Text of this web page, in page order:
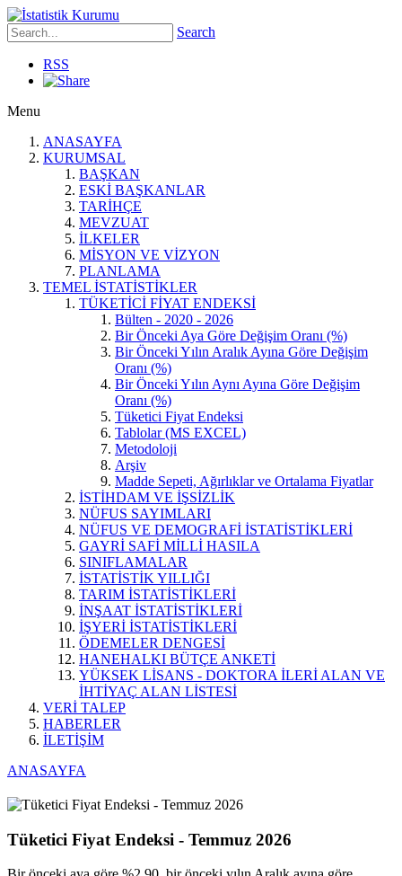
Search
RSS
Menu
ANASAYFA
KURUMSAL
BAŞKAN
ESKİ BAŞKANLAR
TARİHÇE
MEVZUAT
İLKELER
MİSYON VE VİZYON
PLANLAMA
TEMEL İSTATİSTİKLER
TÜKETİCİ FİYAT ENDEKSİ
Bülten - 2020 - 2026
Bir Önceki Aya Göre Değişim Oranı (%)
Bir Önceki Yılın Aralık Ayına Göre Değişim
Oranı (%)
Bir Önceki Yılın Aynı Ayına Göre Değişim
Oranı (%)
Tüketici Fiyat Endeksi
Tablolar (MS EXCEL)
Metodoloji
Arşiv
Madde Sepeti, Ağırlıklar ve Ortalama Fiyatlar
İSTİHDAM VE İŞSİZLİK
NÜFUS SAYIMLARI
NÜFUS VE DEMOGRAFİ İSTATİSTİKLERİ
GAYRİ SAFİ MİLLİ HASILA
SINIFLAMALAR
İSTATİSTİK YILLIĞI
TARIM İSTATİSTİKLERİ
İNŞAAT İSTATİSTİKLERİ
İŞYERİ İSTATİSTİKLERİ
ÖDEMELER DENGESİ
HANEHALKI BÜTÇE ANKETİ
YÜKSEK LİSANS - DOKTORA İLERİ ALAN VE
İHTİYAÇ ALAN LİSTESİ
VERİ TALEP
HABERLER
İLETİŞİM
ANASAYFA
Tüketici Fiyat Endeksi - Temmuz 2026